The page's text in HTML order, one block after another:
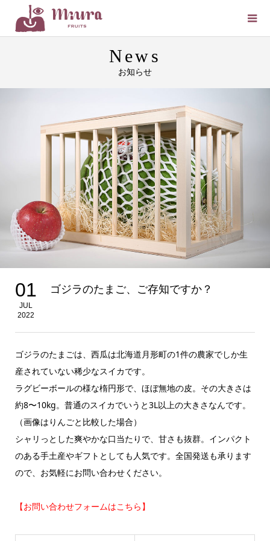
News
お知らせ
01
JUL
2022
ゴジラのたまご、ご存知ですか？
ゴジラのたまごは、西瓜は北海道月形町の1件の農家でしか生
産されていない稀少なスイカです。
ラグビーボールの様な楕円形で、ほぼ無地の皮。その大きさは
約8〜10kg。普通のスイカでいうと3L以上の大きさなんです。
（画像はりんごと比較した場合）
シャリっとした爽やかな口当たりで、甘さも抜群。インパクト
のある手土産やギフトとしても人気です。全国発送も承ります
ので、お気軽にお問い合わせください。
【お問い合わせフォームはこちら】